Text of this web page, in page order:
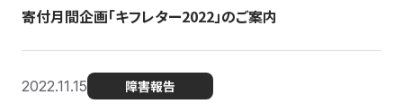
寄付月間企画「キフレター2022」のご案内
2022.11.15 障害報告